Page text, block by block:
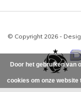
© Copyright 2026 -
Door het gebruiken van
cookies om onze website